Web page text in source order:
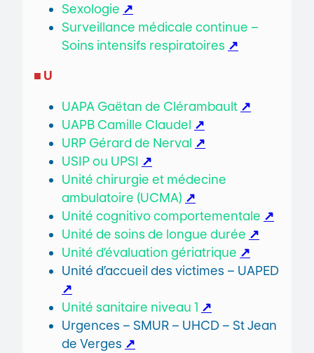
Sexologie ↗
Surveillance médicale continue –
Soins intensifs respiratoires ↗
■ U
UAPA Gaëtan de Clérambault ↗
UAPB Camille Claudel ↗
URP Gérard de Nerval ↗
USIP ou UPSI ↗
Unité chirurgie et médecine
ambulatoire (UCMA) ↗
Unité cognitivo comportementale ↗
Unité de soins de longue durée ↗
Unité d’évaluation gériatrique ↗
Unité d’accueil des victimes – UAPED
↗
Unité sanitaire niveau 1 ↗
Urgences – SMUR – UHCD – St Jean
de Verges ↗